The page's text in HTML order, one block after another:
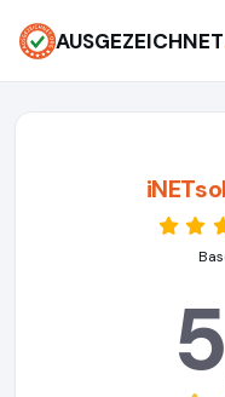
AUSGEZEICHNET